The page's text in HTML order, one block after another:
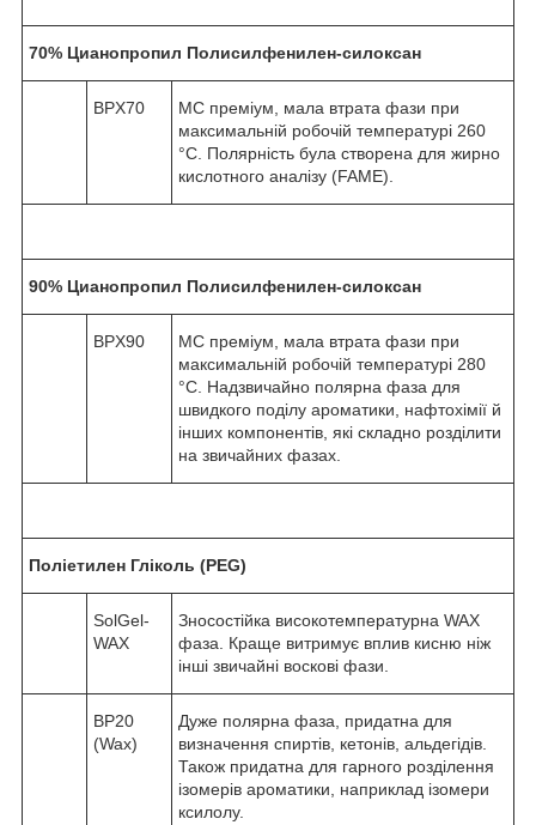
70% Цианопропил Полисилфенилен-силоксан
BPX70
МС преміум, мала втрата фази при
максимальній робочій температурі 260
°С. Полярність була створена для жирно
кислотного аналізу (FAME).
90% Цианопропил Полисилфенилен-силоксан
BPX90
МС преміум, мала втрата фази при
максимальній робочій температурі 280
°С. Надзвичайно полярна фаза для
швидкого поділу ароматики, нафтохімії й
інших компонентів, які складно розділити
на звичайних фазах.
Поліетилен Гліколь (PEG)
SolGel-
WAX
Зносостійка високотемпературна WAX
фаза. Краще витримує вплив кисню ніж
інші звичайні воскові фази.
BP20
(Wax)
Дуже полярна фаза, придатна для
визначення спиртів, кетонів, альдегідів.
Також придатна для гарного розділення
ізомерів ароматики, наприклад ізомери
ксилолу.